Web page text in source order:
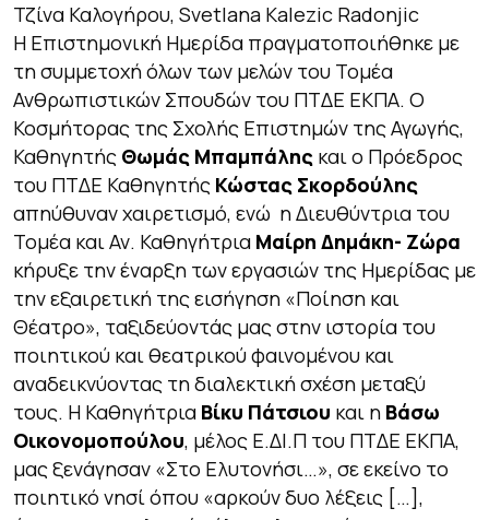
Τζίνα Καλογήρου, Svetlana Kalezic Radonjic
Η Επιστημονική Ημερίδα πραγματοποιήθηκε με
τη συμμετοχή όλων των μελών του Τομέα
Ανθρωπιστικών Σπουδών του ΠΤΔΕ ΕΚΠΑ. O
Κοσμήτορας της Σχολής Επιστημών της Αγωγής,
Καθηγητής Θωμάς Μπαμπάλης και ο Πρόεδρος
του ΠΤΔΕ Καθηγητής Κώστας Σκορδούλης
απηύθυναν χαιρετισμό, ενώ η Διευθύντρια του
Τομέα και Αν. Καθηγήτρια Μαίρη Δημάκη- Ζώρα
κήρυξε την έναρξη των εργασιών της Ημερίδας με
την εξαιρετική της εισήγηση «Ποίηση και
Θέατρο», ταξιδεύοντάς μας στην ιστορία του
ποιητικού και θεατρικού φαινομένου και
αναδεικνύοντας τη διαλεκτική σχέση μεταξύ
τους. Η Καθηγήτρια Βίκυ Πάτσιου και η Βάσω
Οικονομοπούλου, μέλος Ε.ΔΙ.Π του ΠΤΔΕ ΕΚΠΑ,
μας ξενάγησαν «Στο Ελυτονήσι…», σε εκείνο το
ποιητικό νησί όπου «αρκούν δυο λέξεις […],